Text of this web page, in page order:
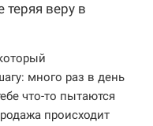
теряя веру в
много раз в день
что-то пытаются
происходит